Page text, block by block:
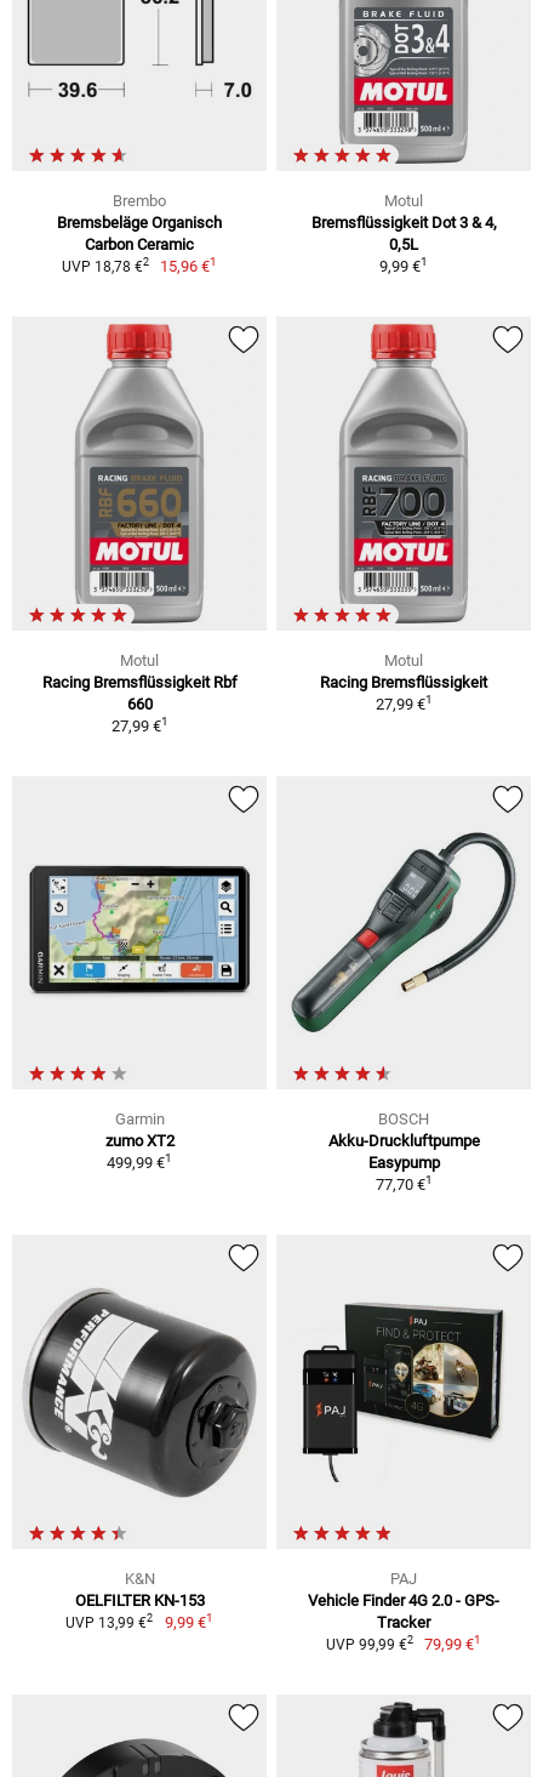
Brembo
Bremsbeläge Organisch
Carbon Ceramic
UVP 18,78 €2 15,96 €1
Motul
Bremsflüssigkeit Dot 3 & 4,
0,5L
9,99 €1
Motul
Racing Bremsflüssigkeit Rbf
660
27,99 €1
Motul
Racing Bremsflüssigkeit
27,99 €1
Garmin
zumo XT2
499,99 €1
BOSCH
Akku-Druckluftpumpe
Easypump
77,70 €1
K&N
OELFILTER KN-153
UVP 13,99 €2 9,99 €1
PAJ
Vehicle Finder 4G 2.0 - GPS-
Tracker
UVP 99,99 €2 79,99 €1